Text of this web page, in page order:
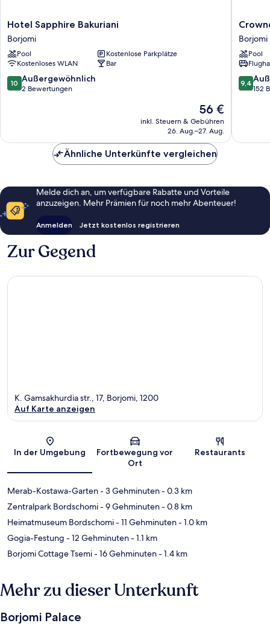
Hotel
Sapphire
Bakuriani
Borjomi
Hotel Sapphire Bakuriani
Borjomi
Pool
Kostenlose Parkplätze
Kostenloses WLAN
Bar
10.0
von
10 Außergewöhnlich
2 Bewertungen
Der
Preis
beträgt
56 €
inkl. Steuern & Gebühren
26. Aug.–27. Aug.
Crowne
Plaza
Borjomi
by
IHG
Borjomi
Borjomi
Pool
9.4
von
9,4
152
Ähnliche Unterkünfte vergleichen
Melde dich an, um verfügbare Rabatte und Vorteile
anzuzeigen. Mehr Prämien für noch mehr Abenteuer!
Anmelden Jetzt kostenlos registrieren
Zur Gegend
Karte
K. Gamsakhurdia str., 17, Borjomi, 1200
Auf Karte anzeigen
In der Umgebung
Fortbewegung vor
Ort
Restaurants
Merab-Kostawa-Garten- 3 Gehminuten- 0.3 km
Zentralpark Bordschomi- 9 Gehminuten- 0.8 km
Heimatmuseum Bordschomi- 11 Gehminuten- 1.0 km
Gogia-Festung - 12 Gehminuten- 1.1 km
Borjomi Cottage Tsemi- 16 Gehminuten- 1.4 km
Mehr zu dieser Unterkunft
Borjomi Palace